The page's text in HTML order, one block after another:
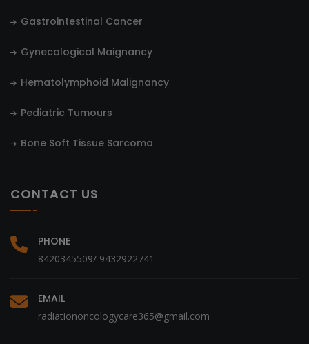
Gastrointestinal Cancer
Gynecological Maignancy
Hematolymphoid Malignancy
Pediatric Tumours
Bone Soft Tissue Sarcoma
CONTACT US
PHONE
8420345509/ 9432922741
EMAIL
radiationoncologycare365@gmail.com